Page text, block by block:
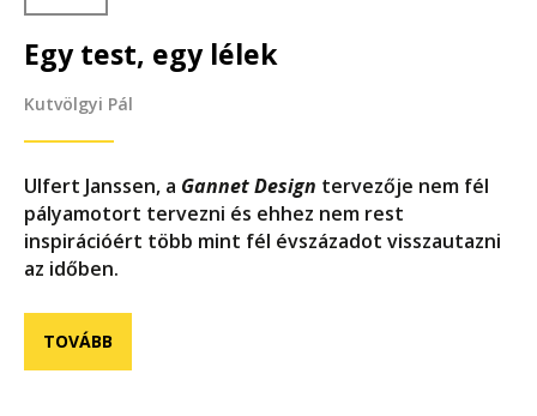
Egy test, egy lélek
Kutvölgyi Pál
Ulfert Janssen, a Gannet Design tervezője nem fél
pályamotort tervezni és ehhez nem rest
inspirációért több mint fél évszázadot visszautazni
az időben.
TOVÁBB